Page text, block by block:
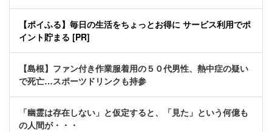
【ポイふる】毎日の生活をちょっとお得に サービス利用でポ
イント貯まる [PR]
【島根】ファン付き作業服着用の５０代男性、熱中症の疑い
で死亡…スポーツドリンクも持参
「幽霊は存在しない」と仮定すると、「見た」という何億も
の人間が・・・